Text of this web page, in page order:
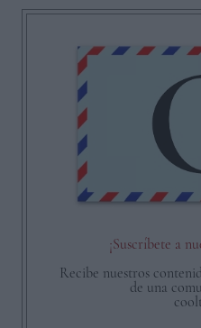
¡Suscríbete a
Recibe nuestros
de una